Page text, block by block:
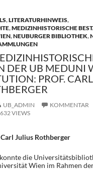
,LITERATURHINWEIS,
,MEDIZINHISTORISCHE
,NEUBURGER BIBLIOTHEK,
DER UB MEDUNI
PROF. CARL
UB_ADMIN
KOMMENTAR
VIEWS
Julius Rothberger
die
Wien im Rahmen